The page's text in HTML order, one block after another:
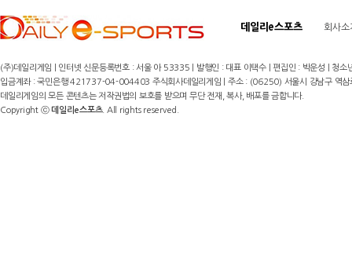
데일리e스포츠 회사소
(주)데일리게임 | 인터넷 신문등록번호 : 서울 아 53335 | 발행인 : 대표 이택수 | 편집인 : 박운성 |
입금계좌 : 국민은행 421737-04-004403 주식회사데일리게임 | 주소 : (06250) 서울시 강남구
데일리게임의 모든 콘텐츠는 저작권법의 보호를 받으며 무단 전재, 복사, 배포를 금합니다.
Copyright ⓒ데일리e스포츠. All rights reserved.